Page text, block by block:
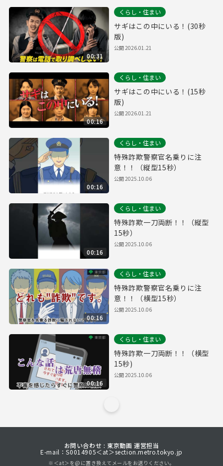
00:31
くらし・住まい
サギはこの中にいる！(30秒
版)
公開2026.01.21
00:16
くらし・住まい
サギはこの中にいる！(15秒
版)
公開2026.01.21
00:16
くらし・住まい
特殊詐欺警察官名乗りに注
意！！（縦型15秒）
公開2025.10.06
00:16
くらし・住まい
特殊詐欺一刀両断！！（縦型
15秒）
公開2025.10.06
00:16
くらし・住まい
特殊詐欺警察官名乗りに注
意！！（横型15秒）
公開2025.10.06
00:16
くらし・住まい
特殊詐欺一刀両断！！（横型
15秒)
公開2025.10.06
お問い合わせ : 東京動画 運営担当
E-mail：S0014905＜at＞section.metro.tokyo.jp
※＜at＞を@に置き換えてメールをお送りください。